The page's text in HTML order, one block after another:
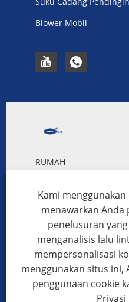
Blower Mobil
RUMAH
HUBUNGI KAMI
Hak Cipta © 2023
Co., Ltd. - Radiator
Kondensor Otomotif,
Kami
menawarkan Anda
penelusuran
menganalisis lalu
mempersonalisasi
menggunakan situs ini,
penggunaan cookie
Privasi